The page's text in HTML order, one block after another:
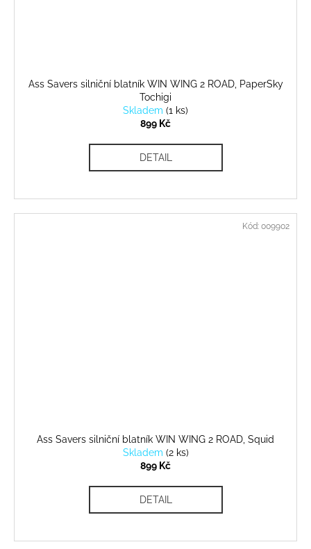
Ass Savers silniční blatník WIN WING 2 ROAD, PaperSky
Tochigi
Skladem (1 ks)
899 Kč
DETAIL
Ass Savers silniční blatník WIN WING 2 ROAD, Squid
Skladem (2 ks)
899 Kč
DETAIL
Kód: 009902